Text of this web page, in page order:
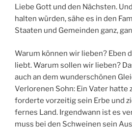
Liebe Gott und den Nächsten.
halten würden, sähe es in den
Staaten und Gemeinden ganz,
Warum können wir lieben? Eben
liebt. Warum sollen wir lieben?
auch an dem wunderschönen
Verlorenen Sohn: Ein Vater hatte
forderte vorzeitig sein Erbe und
fernes Land. Irgendwann ist es
muss bei den Schweinen sein